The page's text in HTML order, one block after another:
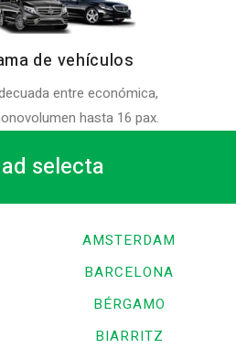
de vehículos
entre económica,
hasta 16 pax.
selecta
AMSTERDAM
BARCELONA
BÉRGAMO
BIARRITZ